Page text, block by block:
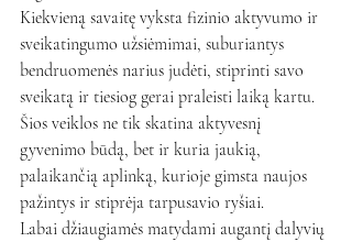
Kiekvieną savaitę vyksta fizinio aktyvumo ir
sveikatingumo užsiėmimai, suburiantys
bendruomenės narius judėti, stiprinti savo
sveikatą ir tiesiog gerai praleisti laiką kartu.
Šios veiklos ne tik skatina aktyvesnį
gyvenimo būdą, bet ir kuria jaukią,
palaikančią aplinką, kurioje gimsta naujos
pažintys ir stiprėja tarpusavio ryšiai.
Labai džiaugiamės matydami augantį dalyvių